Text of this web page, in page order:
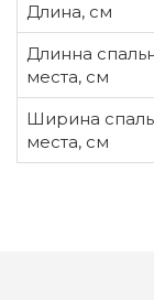
Длина, см
Длинна
места, см
Ширина
места, см